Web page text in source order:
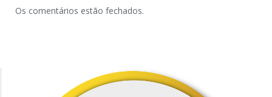
Os comentários estão fechados.